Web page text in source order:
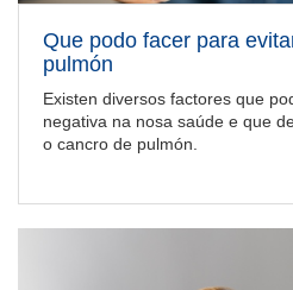
Que podo facer para
pulmón
Existen diversos factores que
negativa na nosa saúde e que
o cancro de pulmón.